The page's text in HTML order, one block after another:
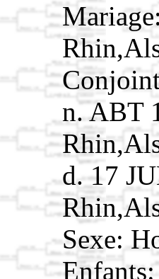
n. ABT
d. 17
Sexe:
Enfants: